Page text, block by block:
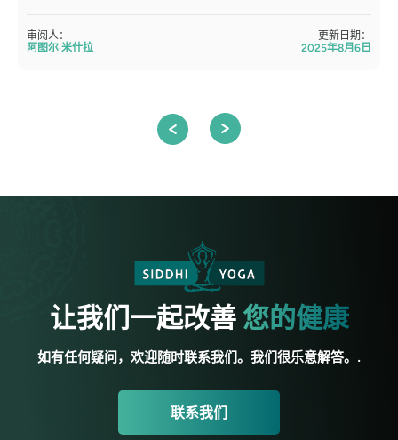
审阅人：
阿图尔·米什拉
更新日期：
2025年8月6日
让我们一起改善 您的健康
如有任何疑问，欢迎随时联系我们。我们很乐意解答。.
联系我们